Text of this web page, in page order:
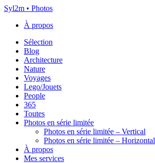
Skip
main
Syl2m • Photos
À propos
Menu
Sélection
Blog
Architecture
Nature
Voyages
Lego/Jouets
People
365
Toutes
Photos en série limitée
Photos en série limitée – Vertical
Photos en série limitée – Horizontal
À propos
Mes services